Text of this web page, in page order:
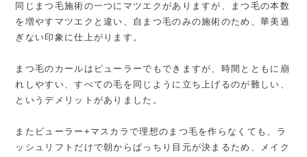
同じまつ毛施術の一つにマツエクがありますが、まつ毛の本数
を増やすマツエクと違い、自まつ毛のみの施術のため、華美過
ぎない印象に仕上がります。
まつ毛のカールはビューラーでもできますが、時間とともに崩
れしやすい、すべての毛を同じように立ち上げるのが難しい、
というデメリットがありました。
またビューラー+マスカラで理想のまつ毛を作らなくても、ラ
ッシュリフトだけで朝からぱっちり目元が決まるため、メイク